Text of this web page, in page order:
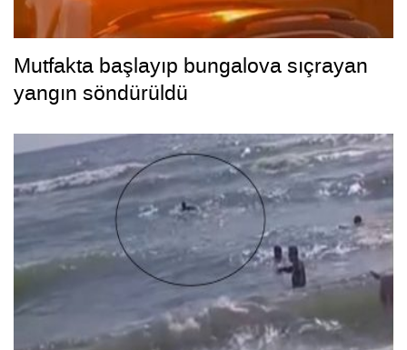
Mutfakta başlayıp bungalova sıçrayan
yangın söndürüldü